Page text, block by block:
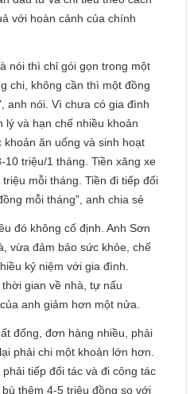
với hoàn cảnh của chính
nói thì chỉ gói gọn trong một
chi, không cần thì một đồng
anh nói. Vì chưa có gia đình
lý và hạn chế nhiều khoản
khoản ăn uống và sinh hoạt
triệu/1 tháng. Tiền xăng xe
mỗi tháng. Tiền đi tiếp đối
mỗi tháng”, anh chia sẻ
đó không cố định. Anh Sơn
vừa đảm bảo sức khỏe, chế
kỷ niệm với gia đình.
gian về nhà, tự nấu
anh giảm hơn một nửa.
đống, đơn hàng nhiều, phải
phải chi một khoản lớn hơn.
tiếp đối tác và đi công tác
thêm 4-5 triệu đồng so với